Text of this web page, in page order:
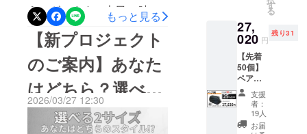
す。・ 高級感と耐久性を兼
ね備えた「タフタイプ」・
軽量で、ラフすぎずカジュ
アルに使える「カジュアル
タイプ」もちろん、どちら
も収納力と使いやすさは申
うございます。本日12時よ
り35,000人のユーザーを抱
える人気のQUICK PACK シ
リーズから、【14インチPC
＆A4】ジャストサイズの通
勤バッグ～QUICK PACK
14s～が公開されました！仕
もっと見る
【新プロジェクト
のご案内】あなた
はどちら？選べる
2サイズ同時公
2026/03/27 12:30
円が
OFF】
2,690円
割引の
15,310
円で購
入可能
です。
※ 消費
税込み
※ 送料
す
る
27,
020 円
残り31
【先着
50個】
ペア割
※先着50
名限定※
ペア割
27,020
支援
者：
19人
お届